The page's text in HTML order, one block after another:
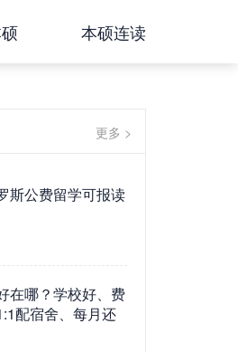
本硕连读
更多 >
斯公费留学可报读
在哪？学校好、费
配宿舍、每月还